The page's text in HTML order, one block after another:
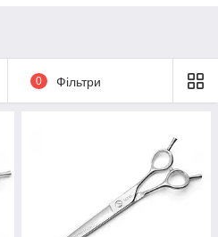
0 Фільтри